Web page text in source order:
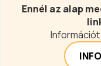
Ennél az alap